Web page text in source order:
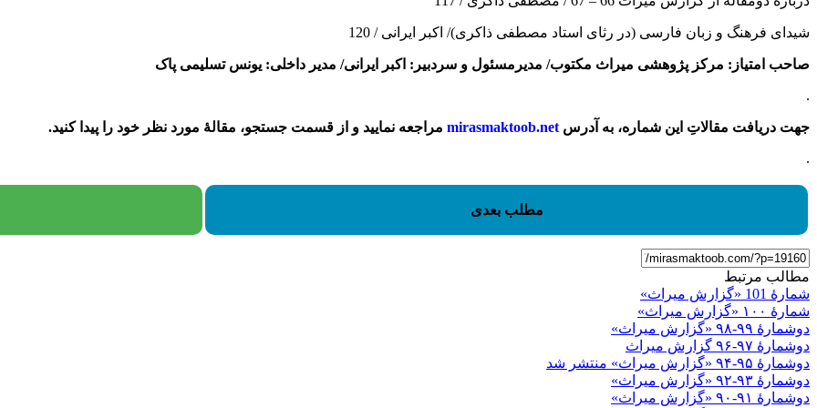
شیدای فرهنگ و زبان فارسی (در رثای استاد مصطفی ذاکری)/ اکبر ایرانی / 120
صاحب امتیاز: مرکز پژوهشی میراث مکتوب/ مدیرمسئول و سردبیر: اکبر ایرانی/ مدیر داخلی: یونس تسلیمی پاک
.
جهت دریافت مقالاتِ این شماره، به آدرس mirasmaktoob.net مراجعه نمایید و از قسمت جستجو، مقالۀ مورد نظر خود را پیدا کنید.
.
مطلب بعدی
مطالب مرتبط
شمارۀ 101 «گزارش میراث»
شمارهٔ ۱۰۰ «گزارش میراث»
دوشمارۀ ۹۹-۹۸ «گزارش میراث»
دوشمارۀ ۹۷-۹۶ گزارش میراث
دوشمارۀ ۹۵-۹۴ «گزارش میراث» منتشر شد
دوشمارۀ ۹۳-۹۲ «گزارش میراث»
دوشمارۀ ۹۱-۹۰ «گزارش میراث»